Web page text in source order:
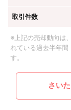
取引件数
※上記の売却動向は
れている過去半年
す。
さい